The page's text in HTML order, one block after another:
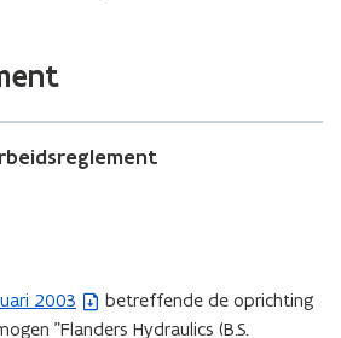
2003
betreffende de oprichting
"Flanders Hydraulics (B.S.